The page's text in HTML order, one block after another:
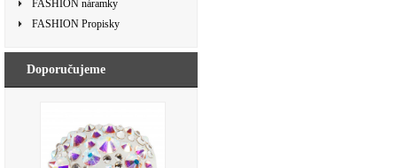
FASHION náramky
FASHION Propisky
Doporučujeme